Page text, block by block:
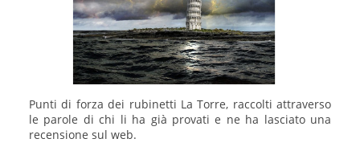
Punti di forza dei rubinetti La Torre, raccolti attraverso
le parole di chi li ha già provati e ne ha lasciato una
recensione sul web.